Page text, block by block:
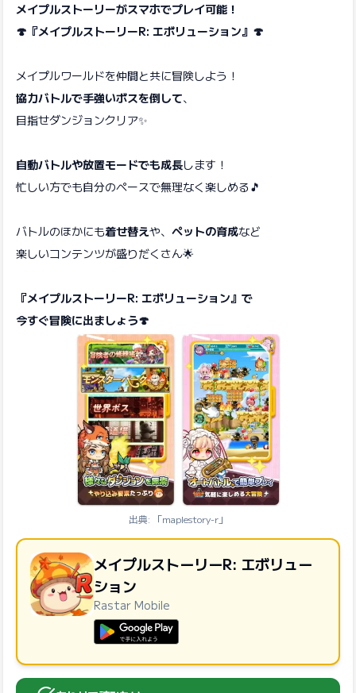
メイプルストーリーがスマホでプレイ可能！
🍄『メイプルストーリーR: エボリューション』🍄
メイプルワールドを仲間と共に冒険しよう！
協力バトルで手強いボスを倒して、
目指せダンジョンクリア✨
自動バトルや放置モードでも成長します！
忙しい方でも自分のペースで無理なく楽しめる🎵
バトルのほかにも着せ替えや、 ペットの育成など
楽しいコンテンツが盛りだくさん🌟
『メイプルストーリーR: エボリューション』で
今すぐ冒険に出ましょう🍄
出典: 「maplestory-r」
メイプルストーリーR: エボリュー
ション
Rastar Mobile